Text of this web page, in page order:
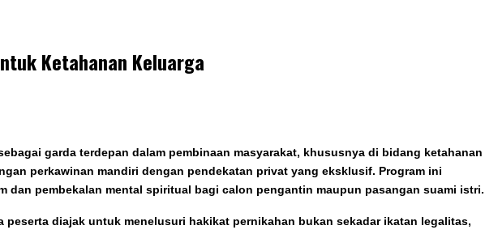
Ketahanan Keluarga
garda terdepan dalam pembinaan masyarakat, khususnya di bidang ketahanan
perkawinan mandiri dengan pendekatan privat yang eksklusif. Program ini
pembekalan mental spiritual bagi calon pengantin maupun pasangan suami istri.
diajak untuk menelusuri hakikat pernikahan bukan sekadar ikatan legalitas,